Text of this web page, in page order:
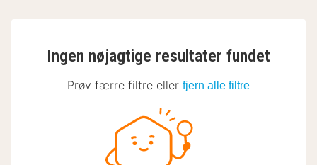
Ingen nøjagtige resultater fundet
Prøv færre filtre eller fjern alle filtre